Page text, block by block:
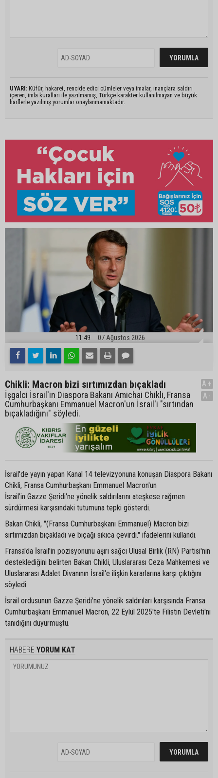
UYARI: Küfür, hakaret, rencide edici cümleler veya imalar, inançlara saldırı
içeren, imla kuralları ile yazılmamış, Türkçe karakter kullanılmayan ve büyük
harflerle yazılmış yorumlar onaylanmamaktadır.
11:49 07 Ağustos 2026
Chikli: Macron bizi sırtımızdan bıçakladı
İşgalci İsrail'in Diaspora Bakanı Amichai Chikli, Fransa
Cumhurbaşkanı Emmanuel Macron'un İsrail'i "sırtından
bıçakladığını" söyledi.
A+
A-
İsrail'de yayın yapan Kanal 14 televizyonuna konuşan Diaspora Bakanı
Chikli, Fransa Cumhurbaşkanı Emmanuel Macron'un
İsrail'in Gazze Şeridi'ne yönelik saldırılarını ateşkese rağmen
sürdürmesi karşısındaki tutumuna tepki gösterdi.
Bakan Chikli, "(Fransa Cumhurbaşkanı Emmanuel) Macron bizi
sırtımızdan bıçakladı ve bıçağı sıkıca çevirdi." ifadelerini kullandı.
Fransa'da İsrail'in pozisyonunu aşırı sağcı Ulusal Birlik (RN) Partisi'nin
desteklediğini belirten Bakan Chikli, Uluslararası Ceza Mahkemesi ve
Uluslararası Adalet Divanının İsrail'e ilişkin kararlarına karşı çıktığını
söyledi.
İsrail ordusunun Gazze Şeridi'ne yönelik saldırıları karşısında Fransa
Cumhurbaşkanı Emmanuel Macron, 22 Eylül 2025'te Filistin Devleti'ni
tanıdığını duyurmuştu.
HABERE YORUM KAT